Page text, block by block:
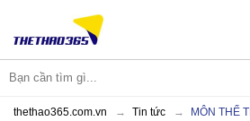
thethao365.com.vn Tin tức MÔN THỂ